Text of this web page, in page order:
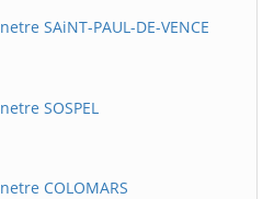
SAiNT-PAUL-DE-VENCE
SOSPEL
COLOMARS